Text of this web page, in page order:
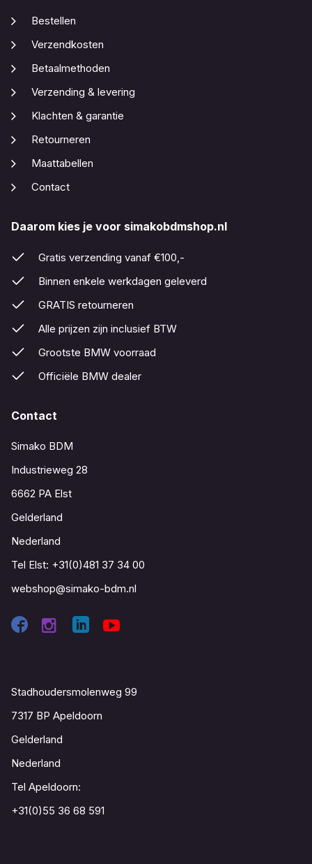
Bestellen
Verzendkosten
Betaalmethoden
Verzending & levering
Klachten & garantie
Retourneren
Maattabellen
Contact
Daarom kies je voor simakobdmshop.nl
Gratis verzending vanaf €100,-
Binnen enkele werkdagen geleverd
GRATIS retourneren
Alle prijzen zijn inclusief BTW
Grootste BMW voorraad
Officiële BMW dealer
Contact
Simako BDM
Industrieweg 28
6662 PA Elst
Gelderland
Nederland
Tel Elst: +31(0)481 37 34 00
webshop@simako-bdm.nl
Stadhoudersmolenweg 99
7317 BP Apeldoorn
Gelderland
Nederland
Tel Apeldoorn:
+31(0)55 36 68 591